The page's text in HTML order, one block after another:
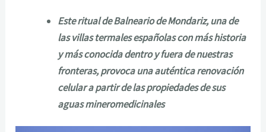
Este ritual de Balneario de Mondariz, una de
las villas termales españolas con más historia
y más conocida dentro y fuera de nuestras
fronteras, provoca una auténtica renovación
celular a partir de las propiedades de sus
aguas mineromedicinales